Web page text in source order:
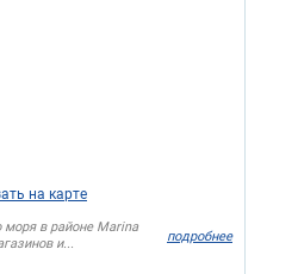
на карте
моря в районе Marina
и...
подробнее